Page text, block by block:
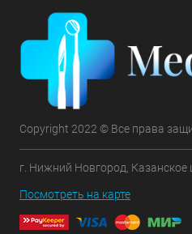
Copyright 2022 © Все права
г. Нижний Новгород, Казанское
Посмотреть на карте